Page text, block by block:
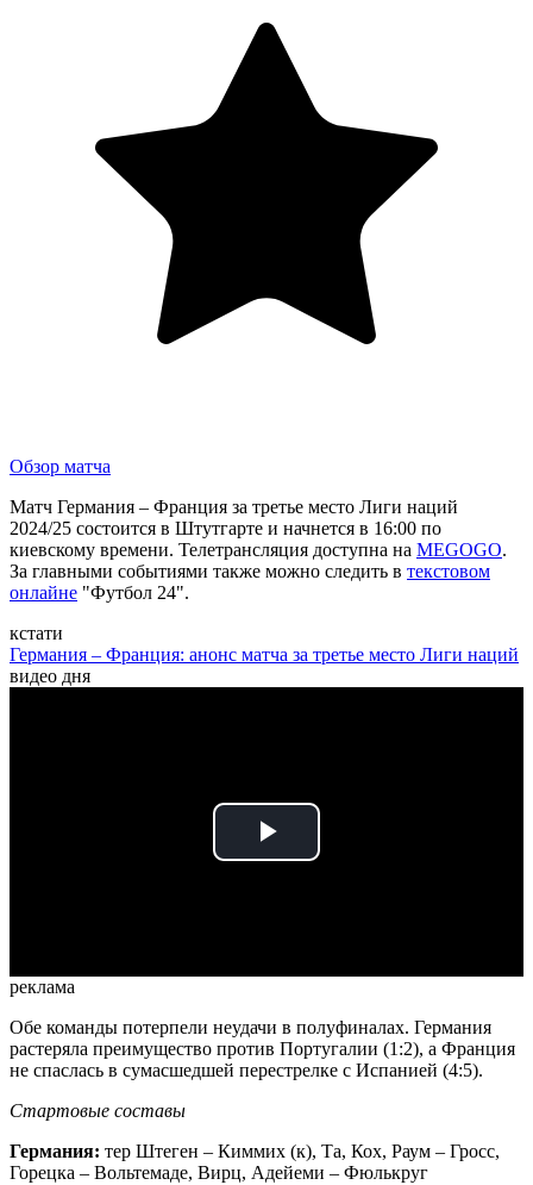
Обзор матча
Матч Германия – Франция за третье место Лиги наций
2024/25 состоится в Штутгарте и начнется в 16:00 по
киевскому времени. Телетрансляция доступна на MEGOGO.
За главными событиями также можно следить в текстовом
онлайне "Футбол 24".
кстати
Германия – Франция: анонс матча за третье место Лиги наций
видео дня
Play
реклама
Обе команды потерпели неудачи в полуфиналах. Германия
растеряла преимущество против Португалии (1:2), а Франция
не спаслась в сумасшедшей перестрелке с Испанией (4:5).
Стартовые составы
Германия: тер Штеген – Киммих (к), Та, Кох, Раум – Гросс,
Горецка – Вольтемаде, Вирц, Адейеми – Фюлькруг